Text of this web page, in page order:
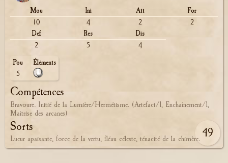
Mou
10
Ini
4
Att
2
For
2
Def
2
Res
5
Dis
4
Pou
5
Éléments
Compétences
Bravoure. Initié de la Lumière/Hermétisme. (Artefact/1, Enchaînement/1,
Maîtrise des arcanes)
Sorts
Lueur apaisante, force de la vertu, fléau céleste, ténacité de la chimère. 49